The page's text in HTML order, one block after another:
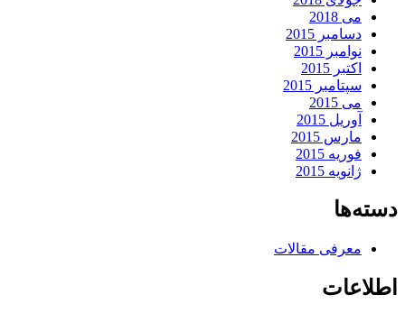
می 2018
دسامبر 2015
نوامبر 2015
اکتبر 2015
سپتامبر 2015
می 2015
آوریل 2015
مارس 2015
فوریه 2015
ژانویه 2015
دسته‌ها
معرفی مقالات
اطلاعات